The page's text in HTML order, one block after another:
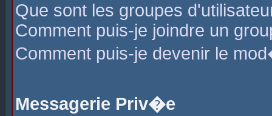
Que sont les groupes
Comment puis-je joindre un
Comment puis-je devenir le
Messagerie Priv�e